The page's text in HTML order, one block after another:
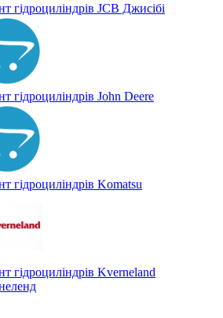
гідроциліндрів JCB Джисібі
гідроциліндрів John Deere
гідроциліндрів Komatsu
гідроциліндрів Kverneland